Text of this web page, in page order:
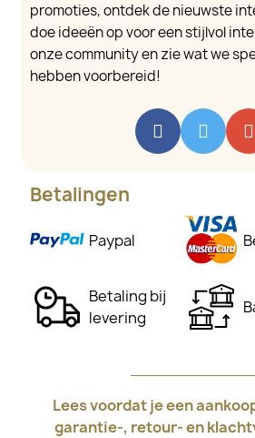
promoties, ontdek de nieuwste
doe ideeën op voor een stijlvol
onze community en zie wat we
hebben voorbereid!
Betalingen
Paypal
Betaling bij
levering
Lees voordat je een
garantie-, retour- en